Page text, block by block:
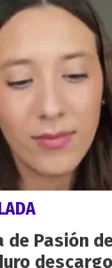
de Pasión